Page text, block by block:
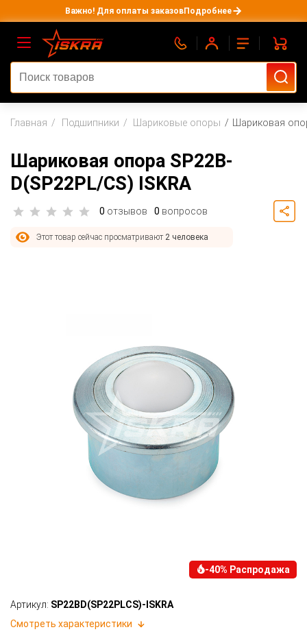
Важно! Для оплаты заказовПодробнее
Главная Подшипники Шариковые опоры Шариковая
Шариковая опора SP22B-
D(SP22PL/CS) ISKRA
0 отзывов 0 вопросов
Этот товар сейчас просматривают 2 человека
-40% Распродажа
Артикул: SP22BD(SP22PLCS)-ISKRA
Смотреть характеристики